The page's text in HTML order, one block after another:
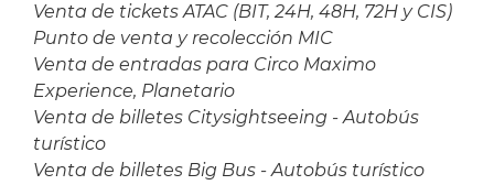
Venta de tickets ATAC (BIT, 24H, 48H, 72H y CIS)
Punto de venta y recolección MIC
Venta de entradas para Circo Maximo
Experience, Planetario
Venta de billetes Citysightseeing - Autobús
turístico
Venta de billetes Big Bus - Autobús turístico